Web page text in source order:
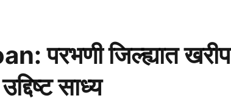
परभणी जिल्ह्यात खरीप
साध्य